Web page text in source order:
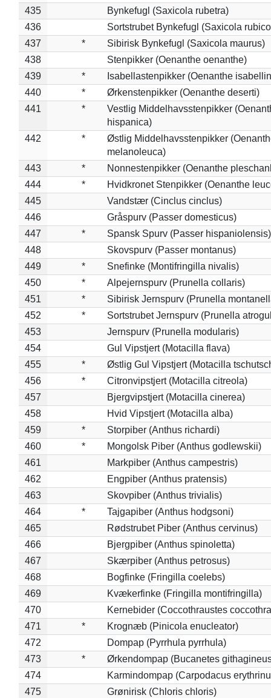
435
Bynkefugl (Saxicola rubetra)
436
Sortstrubet Bynkefugl (Saxicola
437
*
Sibirisk Bynkefugl (Saxicola maurus)
438
Stenpikker (Oenanthe oenanthe)
439
*
Isabellastenpikker (Oenanthe
440
*
Ørkenstenpikker (Oenanthe deserti)
441
*
Vestlig Middelhavsstenpikker
hispanica)
442
*
Østlig Middelhavsstenpikker
melanoleuca)
443
*
Nonnestenpikker (Oenanthe
444
*
Hvidkronet Stenpikker (Oenanthe
445
Vandstær (Cinclus cinclus)
446
Gråspurv (Passer domesticus)
447
*
Spansk Spurv (Passer hispaniolensis)
448
Skovspurv (Passer montanus)
449
*
Snefinke (Montifringilla nivalis)
450
*
Alpejernspurv (Prunella collaris)
451
*
Sibirisk Jernspurv (Prunella
452
*
Sortstrubet Jernspurv (Prunella
453
Jernspurv (Prunella modularis)
454
Gul Vipstjert (Motacilla flava)
455
*
Østlig Gul Vipstjert (Motacilla
456
*
Citronvipstjert (Motacilla citreola)
457
Bjergvipstjert (Motacilla cinerea)
458
Hvid Vipstjert (Motacilla alba)
459
*
Storpiber (Anthus richardi)
460
*
Mongolsk Piber (Anthus godlewskii)
461
Markpiber (Anthus campestris)
462
Engpiber (Anthus pratensis)
463
Skovpiber (Anthus trivialis)
464
*
Tajgapiber (Anthus hodgsoni)
465
Rødstrubet Piber (Anthus cervinus)
466
Bjergpiber (Anthus spinoletta)
467
Skærpiber (Anthus petrosus)
468
Bogfinke (Fringilla coelebs)
469
Kvækerfinke (Fringilla montifringilla)
470
Kernebider (Coccothraustes
471
*
Krognæb (Pinicola enucleator)
472
Dompap (Pyrrhula pyrrhula)
473
*
Ørkendompap (Bucanetes
474
Karmindompap (Carpodacus
475
Grønirisk (Chloris chloris)